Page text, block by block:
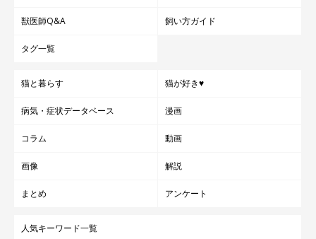
獣医師Q&A 飼い方ガイド
タグ一覧
猫と暮らす 猫が好き♥
病気・症状データベース 漫画
コラム 動画
画像 解説
まとめ アンケート
人気キーワード一覧